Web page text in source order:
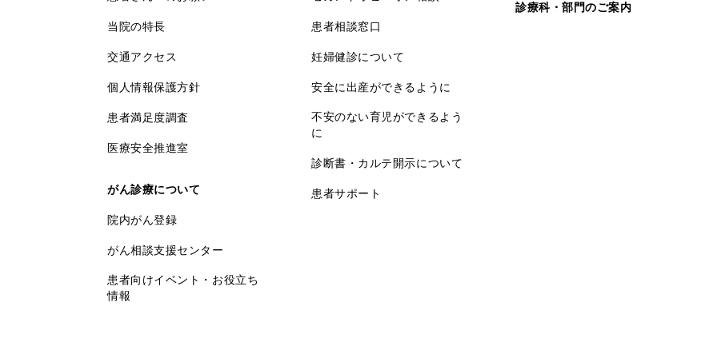
当院の特長
交通アクセス
個人情報保護方針
患者満足度調査
医療安全推進室
がん診療について
院内がん登録
がん相談支援センター
患者向けイベント・お役立ち
情報
患者相談窓口
妊婦健診について
安全に出産ができるように
不安のない育児ができるよう
に
診断書・カルテ開示について
患者サポート
診療科・部門のご案内